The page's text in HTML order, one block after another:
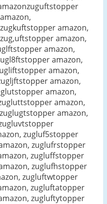
amazon,
amazon,
amazon,
amazon,
amazon,
amazon,
amazon,
amazon,
amazon,
zugluf5stopper
zuglufrstopper
zugluffstopper
zuglufhstopper
zugluftwtopper
zugluftatopper
zugluftytopper